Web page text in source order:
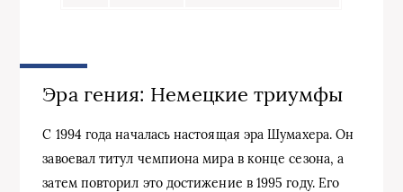
Эра гения: Немецкие триумфы
С 1994 года началась настоящая эра Шумахера. Он
завоевал титул чемпиона мира в конце сезона, а
затем повторил это достижение в 1995 году. Его